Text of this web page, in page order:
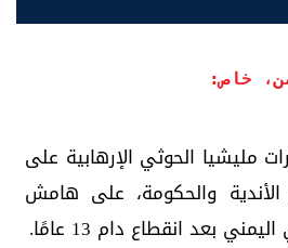
خاص:
مليشيا الحوثي الإرهابية على
الأندية والحكومة، على هامش
بعد انقطاع دام 13 عامًا.